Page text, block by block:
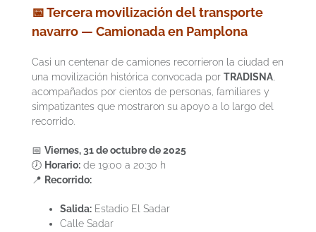
📅 Tercera movilización del transporte
navarro — Camionada en Pamplona
Casi un centenar de camiones recorrieron la ciudad en
una movilización histórica convocada por TRADISNA,
acompañados por cientos de personas, familiares y
simpatizantes que mostraron su apoyo a lo largo del
recorrido.
📅 Viernes, 31 de octubre de 2025
🕖 Horario:de 19:00 a 20:30 h
📍 Recorrido:
Salida:Estadio El Sadar
Calle Sadar